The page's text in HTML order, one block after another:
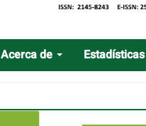
Acerca de Estadísticas